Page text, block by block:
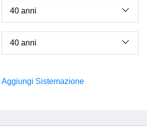
Aggiungi Sistemazione